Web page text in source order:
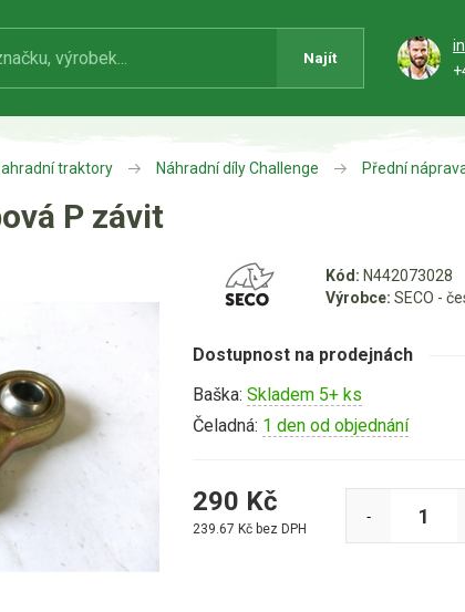
Najít
traktory Náhradní díly Challenge Přední
P závit
Kód: N442073028
Výrobce: SECO -
Dostupnost na prodejnách
Baška: Skladem 5+ ks
Čeladná: 1 den od objednání
290 Kč
239.67 Kč bez DPH
-